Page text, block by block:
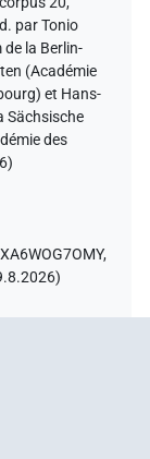
par Tonio
la Berlin-
(Académie
et Hans-
Sächsische
des
)
)